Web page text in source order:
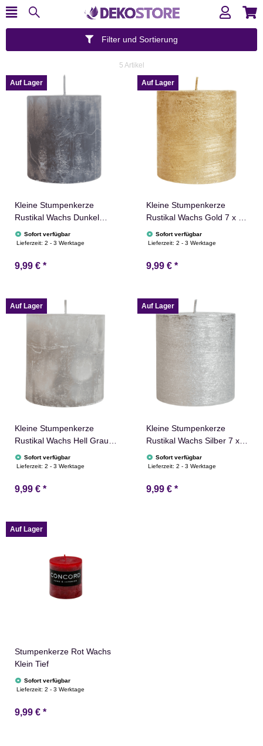
Filter und Sortierung
5 Artikel
Auf Lager
Kleine Stumpenkerze
Rustikal Wachs Dunkel
Grau 7 x 7 cm Concord
Sofort verfügbar
Lieferzeit:2 - 3 Werktage
9,99 € *
Auf Lager
Kleine Stumpenkerze
Rustikal Wachs Gold 7 x 7
cm Concord
Sofort verfügbar
Lieferzeit:2 - 3 Werktage
9,99 € *
Auf Lager
Kleine Stumpenkerze
Rustikal Wachs Hell Grau 7
x 7 cm Concord
Sofort verfügbar
Lieferzeit:2 - 3 Werktage
9,99 € *
Auf Lager
Kleine Stumpenkerze
Rustikal Wachs Silber 7 x 7
cm Concord
Sofort verfügbar
Lieferzeit:2 - 3 Werktage
9,99 € *
Auf Lager
Stumpenkerze Rot Wachs
Klein Tief
Sofort verfügbar
Lieferzeit:2 - 3 Werktage
9,99 € *